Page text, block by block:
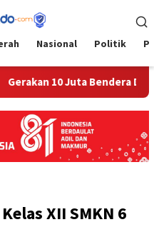
Nasional Politik
10 Juta Bendera Digelar,
XII SMKN 6